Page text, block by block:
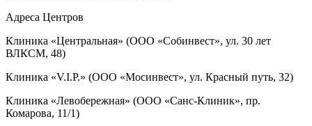
Адреса Центров
Клиника «Центральная» (ООО «Собинвест», ул. 30 лет
ВЛКСМ, 48)
Клиника «V.I.P.» (ООО «Мосинвест», ул. Красный путь, 32)
Клиника «Левобережная» (ООО «Санс-Клиник», пр.
Комарова, 11/1)